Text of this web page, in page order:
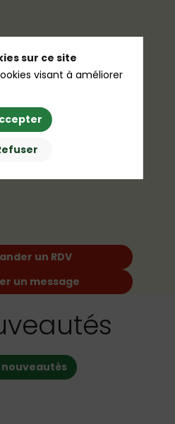
un RDV
un message
sur ce site
visant à améliorer